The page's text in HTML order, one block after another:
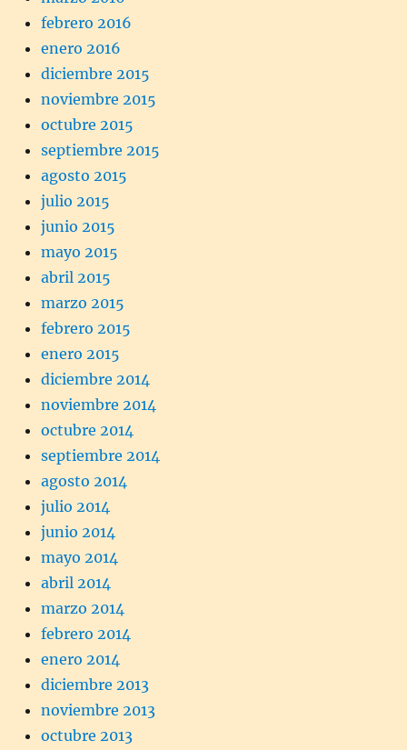
febrero 2016
enero 2016
diciembre 2015
noviembre 2015
octubre 2015
septiembre 2015
agosto 2015
julio 2015
junio 2015
mayo 2015
abril 2015
marzo 2015
febrero 2015
enero 2015
diciembre 2014
noviembre 2014
octubre 2014
septiembre 2014
agosto 2014
julio 2014
junio 2014
mayo 2014
abril 2014
marzo 2014
febrero 2014
enero 2014
diciembre 2013
noviembre 2013
octubre 2013